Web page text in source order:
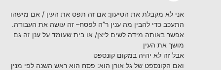
אני לא מקבלת את הטיעון: אם זה תפס את העין / אם מישהו
התעכב כדי להבין מה ענין ר”ה לפסח– זה עושה את העבודה.
אפשר באותה מידה לשים ליצן/ או בית שעומד על ענן זה גם
מושך את העין
אבל זה לא יהיה במקום קונספט
ואם הקונספט של גל אורן הוא: פסח הוא ראש השנה לפי מנין